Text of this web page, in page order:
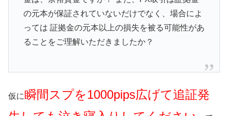
の元本が保証されていないだけでなく、場合によ
っては 証拠金の元本以上の損失を被る可能性があ
ることをご理解いただきましたか？
仮に瞬間スプを1000pips広げて追証発